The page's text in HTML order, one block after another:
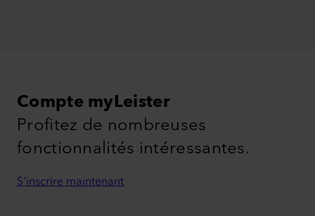
Compte myLeister
Profitez de nombreuses
fonctionnalités intéressantes.
S'inscrire maintenant